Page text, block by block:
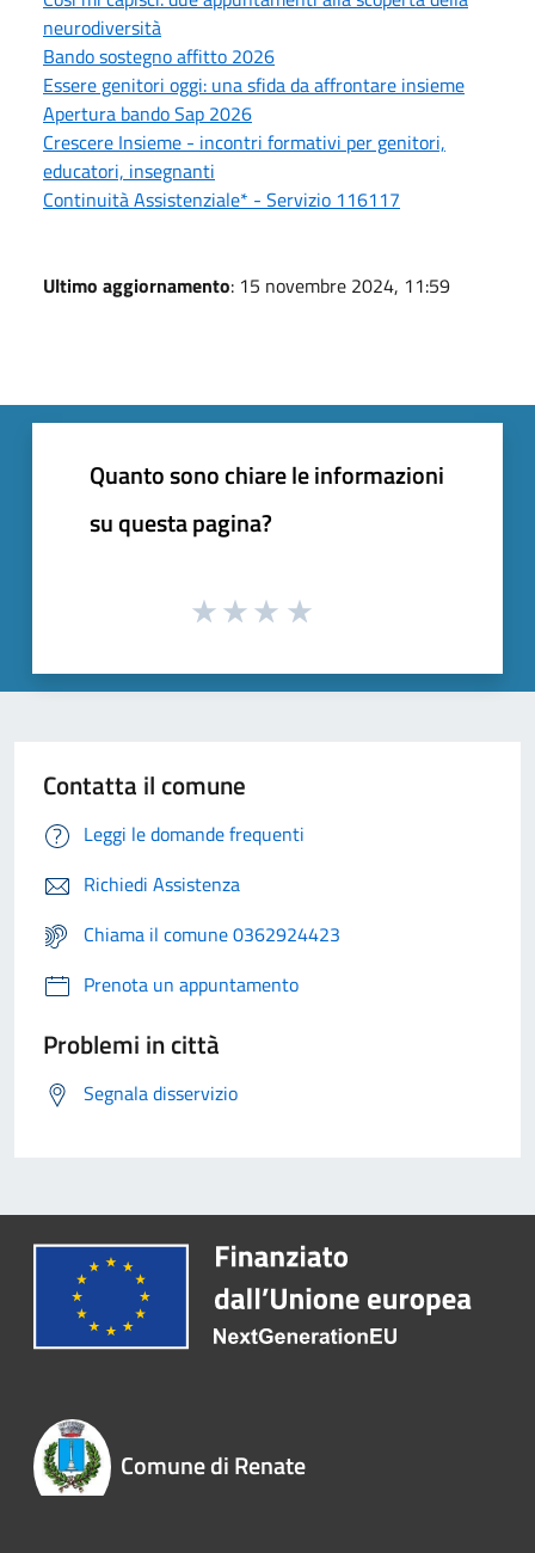
neurodiversità
Bando sostegno affitto 2026
Essere genitori oggi: una sfida da affrontare insieme
Apertura bando Sap 2026
Crescere Insieme - incontri formativi per genitori,
educatori, insegnanti
Continuità Assistenziale* - Servizio 116117
Ultimo aggiornamento: 15 novembre 2024, 11:59
Quanto sono chiare le informazioni
su questa pagina?
Contatta il comune
Leggi le domande frequenti
Richiedi Assistenza
Chiama il comune 0362924423
Prenota un appuntamento
Problemi in città
Segnala disservizio
Comune di Renate